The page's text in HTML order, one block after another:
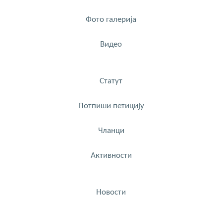
Фото галерија
Видео
Статут
Потпиши петицију
Чланци
Активности
Новости